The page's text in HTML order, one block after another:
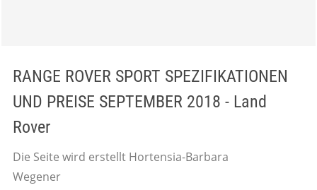
RANGE ROVER SPORT SPEZIFIKATIONEN
UND PREISE SEPTEMBER 2018 - Land
Rover
Die Seite wird erstellt Hortensia-Barbara
Wegener